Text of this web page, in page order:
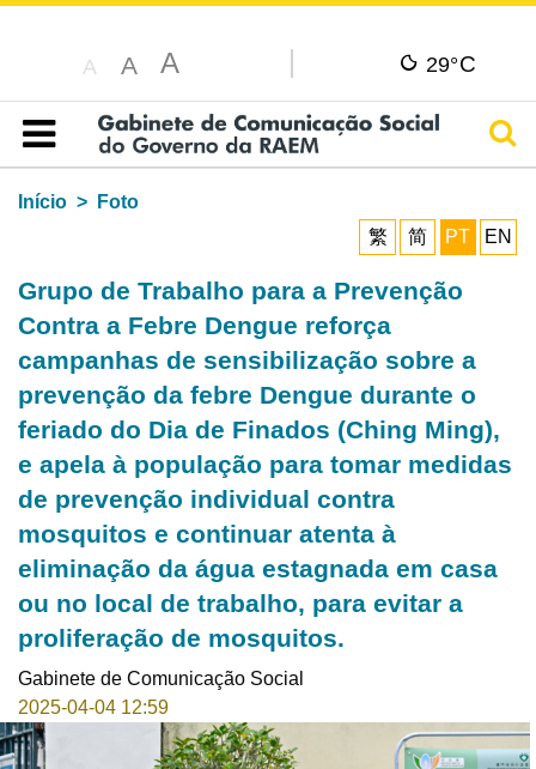
A A A 29°C
Índice
Início
Foto
繁
简 PT EN
Grupo de Trabalho para a Prevenção
Contra a Febre Dengue reforça
campanhas de sensibilização sobre a
prevenção da febre Dengue durante o
feriado do Dia de Finados (Ching Ming),
e apela à população para tomar medidas
de prevenção individual contra
mosquitos e continuar atenta à
eliminação da água estagnada em casa
ou no local de trabalho, para evitar a
proliferação de mosquitos.
Gabinete de Comunicação Social
2025-04-04 12:59